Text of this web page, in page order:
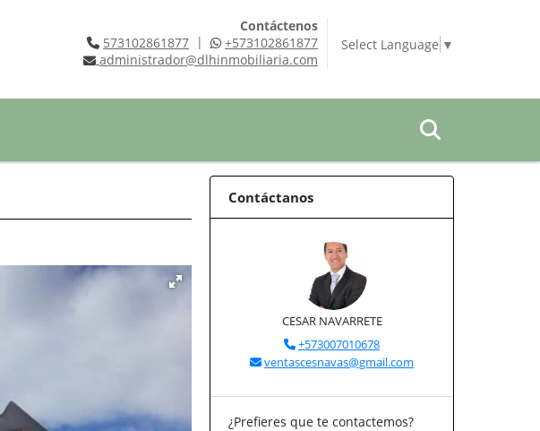
Contáctenos
573102861877|
+573102861877
administrador@dlhinmobiliaria.com
Select Language ▼
Contáctanos
CESAR NAVARRETE
+573007010678
ventascesnavas@gmail.com
¿Prefieres que te contactemos?